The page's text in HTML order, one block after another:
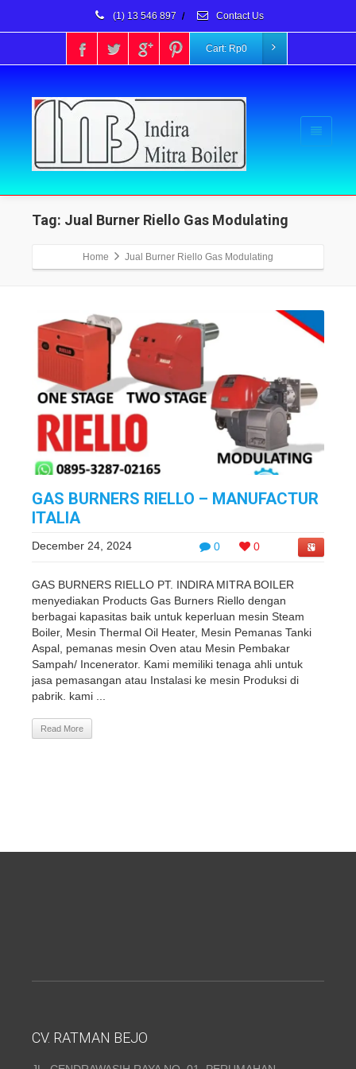
(1) 13 546 897 / Contact Us
Cart: Rp0
Tag: Jual Burner Riello Gas Modulating
Home Jual Burner Riello Gas Modulating
GAS BURNERS RIELLO – MANUFACTUR
ITALIA
0 0
December 24, 2024
GAS BURNERS RIELLO PT. INDIRA MITRA BOILER
menyediakan Products Gas Burners Riello dengan
berbagai kapasitas baik untuk keperluan mesin Steam
Boiler, Mesin Thermal Oil Heater, Mesin Pemanas Tanki
Aspal, pemanas mesin Oven atau Mesin Pembakar
Sampah/ Incenerator. Kami memiliki tenaga ahli untuk
jasa pemasangan atau Instalasi ke mesin Produksi di
pabrik. kami ...
Read More
CV. RATMAN BEJO